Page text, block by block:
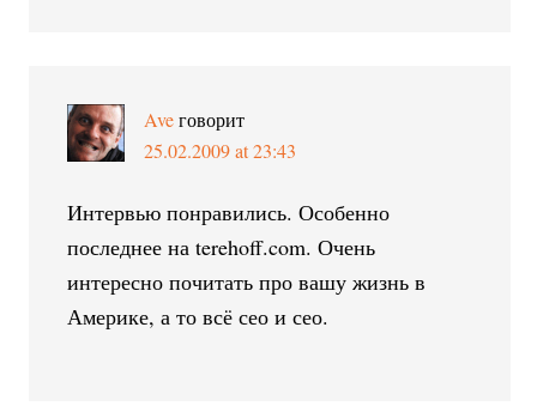
Ave говорит
25.02.2009 at 23:43
Интервью понравились. Особенно
последнее на terehoff.com. Очень
интересно почитать про вашу жизнь в
Америке, а то всё сео и сео.